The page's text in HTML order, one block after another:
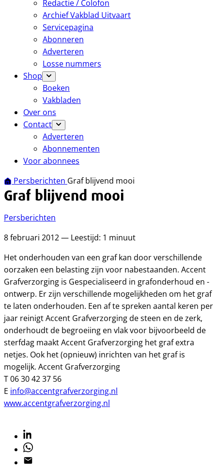
Redactie / Colofon
Archief Vakblad Uitvaart
Servicepagina
Abonneren
Adverteren
Losse nummers
Shop
Boeken
Vakbladen
Over ons
Contact
Adverteren
Abonnementen
Voor abonnees
Persberichten Graf blijvend mooi
Graf blijvend mooi
Persberichten
8 februari 2012 — Leestijd: 1 minuut
Het onderhouden van een graf kan door verschillende
oorzaken een belasting zijn voor nabestaanden. Accent
Grafverzorging is Gespecialiseerd in grafonderhoud en -
ontwerp. Er zijn verschillende mogelijkheden om het graf
te laten onderhouden. Een af te spreken aantal keren per
jaar reinigt Accent Grafverzorging de steen en de zerk,
onderhoudt de begroeiing en vlak voor bijvoorbeeld de
sterfdag maakt Accent Grafverzorging het graf extra
netjes. Ook het (opnieuw) inrichten van het graf is
mogelijk. Accent Grafverzorging
T 06 30 42 37 56
E info@accentgrafverzorging.nl
www.accentgrafverzorging.nl
Linkedin
Whatsapp
Email